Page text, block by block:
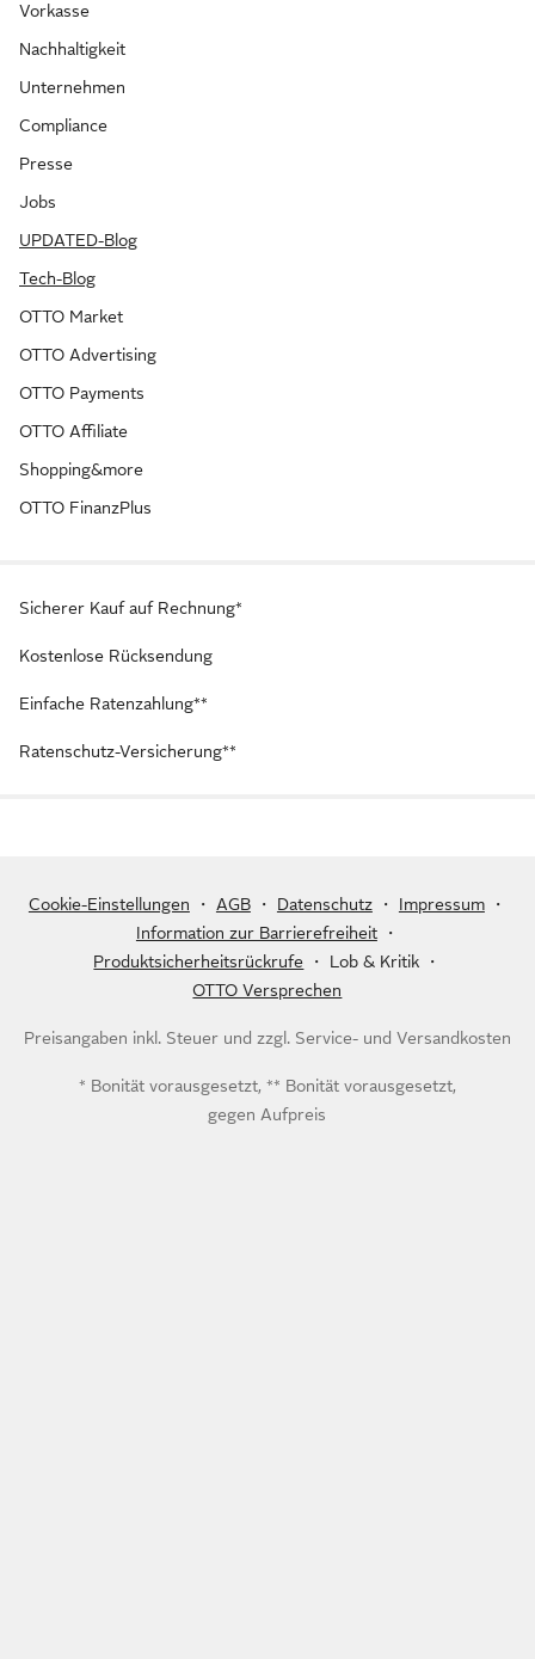
Vorkasse
Nachhaltigkeit
Unternehmen
Compliance
Presse
Jobs
UPDATED-Blog
Tech-Blog
OTTO Market
OTTO Advertising
OTTO Payments
OTTO Affiliate
Shopping&more
OTTO FinanzPlus
Sicherer Kauf auf Rechnung*
Kostenlose Rücksendung
Einfache Ratenzahlung**
Ratenschutz-Versicherung**
Cookie-Einstellungen ・ AGB ・ Datenschutz ・ Impressum
・
Information zur Barrierefreiheit
・
Produktsicherheitsrückrufe
・ Lob & Kritik
・
OTTO Versprechen
Preisangaben inkl. Steuer und zzgl. Service- und Versandkosten
* Bonität vorausgesetzt, ** Bonität vorausgesetzt,
gegen Aufpreis